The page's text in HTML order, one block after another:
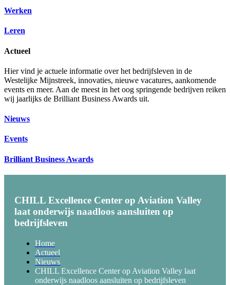
Werken
Leren
Actueel
Hier vind je actuele informatie over het bedrijfsleven in de
Westelijke Mijnstreek, innovaties, nieuwe vacatures, aankomende
events en meer. Aan de meest in het oog springende bedrijven reiken
wij jaarlijks de Brilliant Business Awards uit.
Nieuws
Events
Brilliant Business Awards
CHILL Excellence Center op Aviation Valley
laat onderwijs naadloos aansluiten op
bedrijfsleven
Home
Actueel
Nieuws
CHILL Excellence Center op Aviation Valley laat
onderwijs naadloos aansluiten op bedrijfsleven